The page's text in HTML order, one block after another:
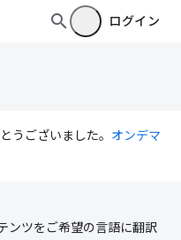
ログイン
うございました。 オンデマ
ンツをご希望の言語に翻訳